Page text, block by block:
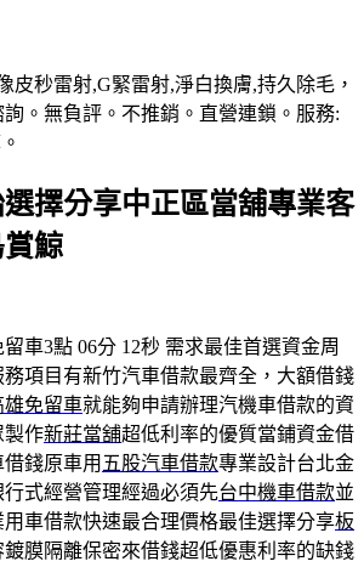
皮秒雷射,G緊雷射,淨白換膚,持久除毛，
。無負評。不推銷。直營連鎖。服務:
擇分享中正區當舖專業客
鯨
車3點 06分 12秒 需求最佳首選資金周
務項目有新竹汽車借款最齊全，大額借錢
雄免留車就能夠申請辦理汽機車借款的資
製作新莊當舖超低利率的優質當鋪資金借
錢原車用 五股汽車借款專業設計台北金
式經營管理經過必須先台中機車借款並
車借款快速最合理價格最佳選擇分享板
膜隔離保密來借錢超低優惠利率的缺錢